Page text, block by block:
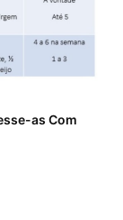
as Com